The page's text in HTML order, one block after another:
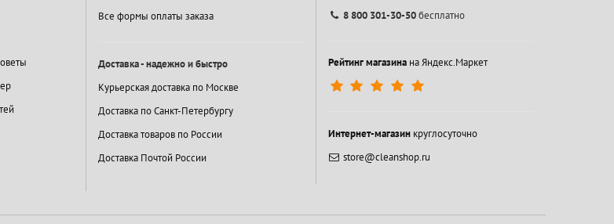
Все формы оплаты заказа
Доставка - надежно и быстро
Курьерская доставка по Москве
Доставка по Санкт-Петербургу
Доставка товаров по России
Доставка Почтой России
8 800 301-30-50бесплатно
Рейтинг магазинана Яндекс.Маркет
Интернет-магазинкруглосуточно
store@cleanshop.ru